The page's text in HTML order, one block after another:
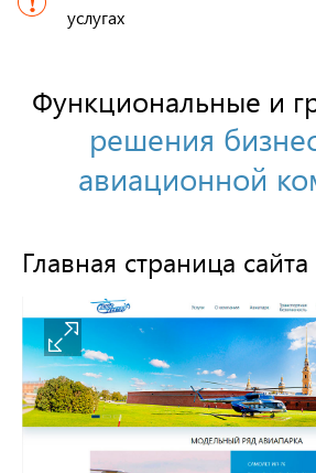
услугах
Функциональные и
решения
авиационной
Главная страница сайта